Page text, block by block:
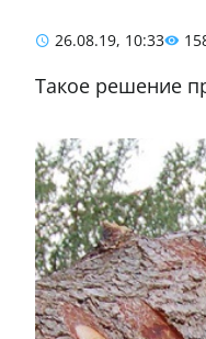
26.08.19, 10:33
Такое решение